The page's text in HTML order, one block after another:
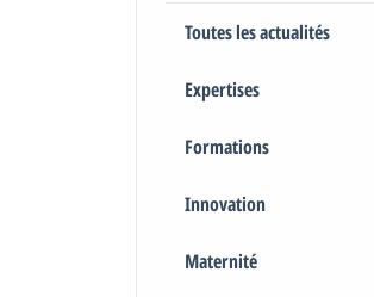
Toutes les actualités
Expertises
Formations
Innovation
Maternité